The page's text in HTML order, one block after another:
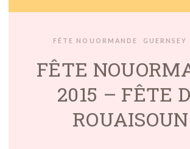
FÊTE NOUORMANDE GUERNSEY
FÊTE
2015 – FÊTE